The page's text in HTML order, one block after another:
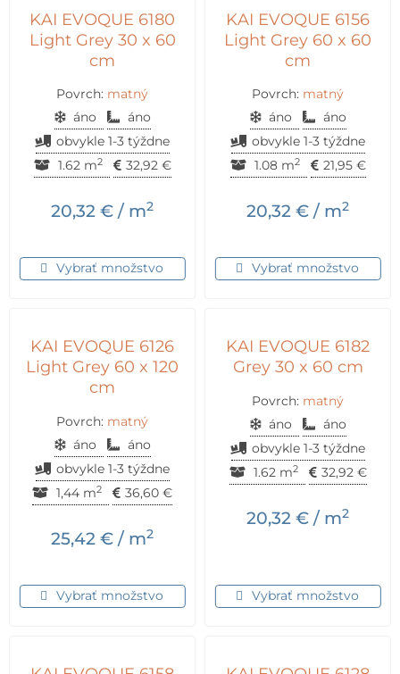
KAI EVOQUE 6180
Light Grey 30 x 60
cm
Povrch: matný
áno
áno
obvykle 1-3 týždne
1.62 m2 32,92 €
20,32 € / m2
Vybrať množstvo
KAI EVOQUE 6156
Light Grey 60 x 60
cm
Povrch: matný
áno
áno
obvykle 1-3 týždne
1.08 m2 21,95 €
20,32 € / m2
Vybrať množstvo
KAI EVOQUE 6126
Light Grey 60 x 120
cm
Povrch: matný
áno
áno
obvykle 1-3 týždne
1,44 m2 36,60 €
25,42 € / m2
Vybrať množstvo
KAI EVOQUE 6182
Grey 30 x 60 cm
Povrch: matný
áno
áno
obvykle 1-3 týždne
1.62 m2 32,92 €
20,32 € / m2
Vybrať množstvo